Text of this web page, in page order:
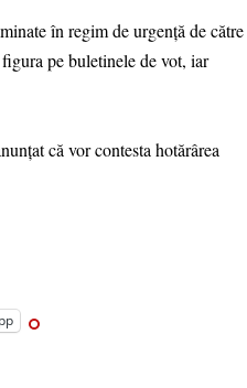
în regim de urgență de către
pe buletinele de vot, iar
că vor contesta hotărârea